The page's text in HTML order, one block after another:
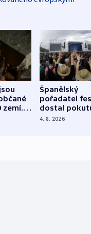
zemí.
Španělský
pořadatel
dostal
nekalé
4. 8. 2026